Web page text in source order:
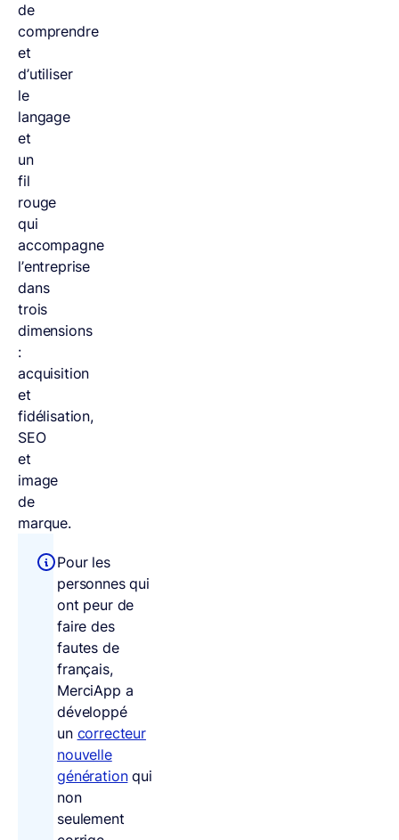
de
comprendre
et
d’utiliser
le
langage
et
un
fil
rouge
qui
accompagne
l’entreprise
dans
trois
dimensions
:
acquisition
et
fidélisation,
SEO
et
image
de
marque.
Pour les
personnes qui
ont peur de
faire des
fautes de
français,
MerciApp a
développé
un correcteur
nouvelle
générationqui
non
seulement